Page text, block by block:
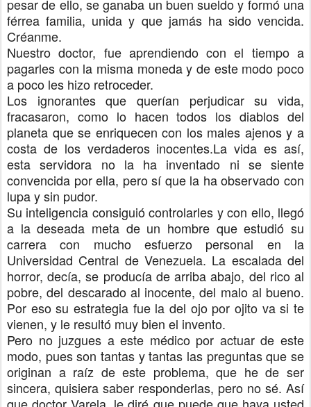
pesar de ello, se ganaba un buen sueldo y formó una
férrea familia, unida y que jamás ha sido vencida.
Créanme.
Nuestro doctor, fue aprendiendo con el tiempo a
pagarles con la misma moneda y de este modo poco
a poco les hizo retroceder.
Los ignorantes que querían perjudicar su vida,
fracasaron, como lo hacen todos los diablos del
planeta que se enriquecen con los males ajenos y a
costa de los verdaderos inocentes.La vida es así,
esta servidora no la ha inventado ni se siente
convencida por ella, pero sí que la ha observado con
lupa y sin pudor.
Su inteligencia consiguió controlarles y con ello, llegó
a la deseada meta de un hombre que estudió su
carrera con mucho esfuerzo personal en la
Universidad Central de Venezuela. La escalada del
horror, decía, se producía de arriba abajo, del rico al
pobre, del descarado al inocente, del malo al bueno.
Por eso su estrategia fue la del ojo por ojito va si te
vienen, y le resultó muy bien el invento.
Pero no juzgues a este médico por actuar de este
modo, pues son tantas y tantas las preguntas que se
originan a raíz de este problema, que he de ser
sincera, quisiera saber responderlas, pero no sé. Así